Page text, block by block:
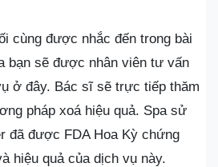
cùng được nhắc đến trong bài
bạn sẽ được nhân viên tư vấn
ở đây. Bác sĩ sẽ trực tiếp thăm
pháp xoá hiệu quả. Spa sử
đã được FDA Hoa Kỳ chứng
hiệu quả của dịch vụ này.